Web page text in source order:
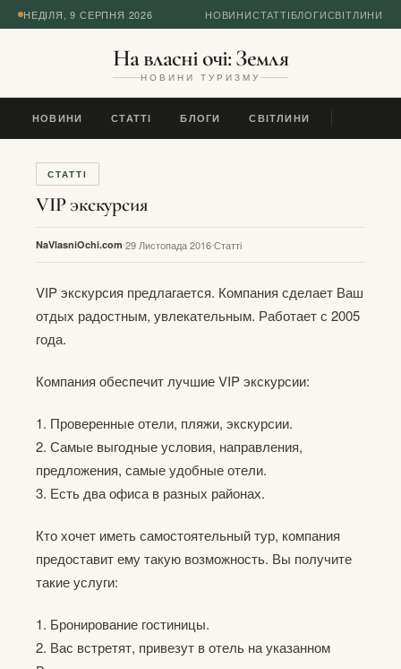
НЕДІЛЯ, 9 СЕРПНЯ 2026 НОВИНИСТАТТІБЛОГИСВІТЛИНИ
На власні очі: Земля
НОВИНИ ТУРИЗМУ
НОВИНИ СТАТТІ БЛОГИ СВІТЛИНИ
СТАТТІ
VIP экскурсия
NaVlasniOchi.com 29 Листопада 2016Статті
VIP экскурсия предлагается. Компания сделает Ваш
отдых радостным, увлекательным. Работает с 2005
года.
Компания обеспечит лучшие VIP экскурсии:
1. Проверенные отели, пляжи, экскурсии.
2. Самые выгодные условия, направления,
предложения, самые удобные отели.
3. Есть два офиса в разных районах.
Кто хочет иметь самостоятельный тур, компания
предоставит ему такую возможность. Вы получите
такие услуги:
1. Бронирование гостиницы.
2. Вас встретят, привезут в отель на указанном